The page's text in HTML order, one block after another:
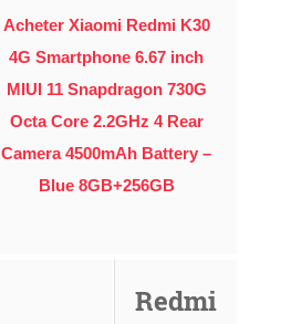
Acheter Xiaomi Redmi K30
4G Smartphone 6.67 inch
MIUI 11 Snapdragon 730G
Octa Core 2.2GHz 4 Rear
Camera 4500mAh Battery –
Blue 8GB+256GB
Redmi